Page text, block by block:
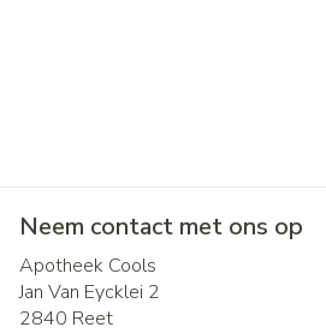
Neem contact met ons op
Apotheek Cools
Jan Van Eycklei 2
2840 Reet